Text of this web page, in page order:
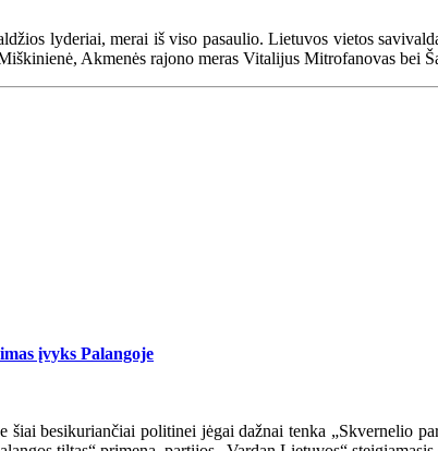
lyderiai, merai iš viso pasaulio. Lietuvos vietos
Akmenės rajono meras Vitalijus Mitrofanovas bei
įvyks Palangoje
besikuriančiai politinei jėgai dažnai tenka „Skvernelio